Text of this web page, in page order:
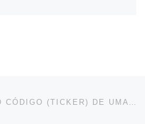
COMO DESVENDAR O CÓDIGO (TICKER) DE UMA AÇÃO?